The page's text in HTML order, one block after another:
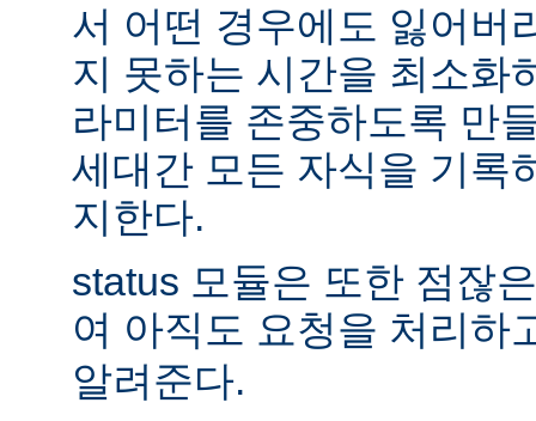
서 어떤 경우에도 잃어버
지 못하는 시간을 최소화
라미터를 존중하도록 만
세대간 모든 자식을 기록
지한다.
status 모듈은 또한 점잖
여 아직도 요청을 처리하
알려준다.